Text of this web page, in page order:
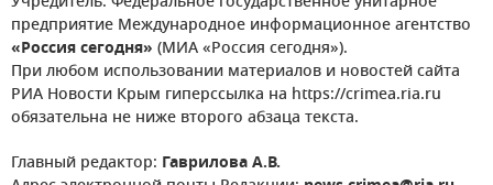
предприятие Международное информационное агентство
«Россия сегодня» (МИА «Россия сегодня»).
При любом использовании материалов и новостей сайта
РИА Новости Крым гиперссылка на https://crimea.ria.ru
обязательна не ниже второго абзаца текста.
Главный редактор: Гаврилова А.В.